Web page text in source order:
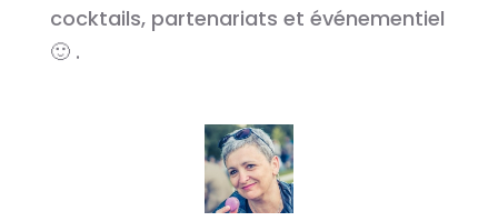
cocktails, partenariats et événementiel
🙂 .